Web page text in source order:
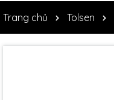
Trang chủ Tolsen